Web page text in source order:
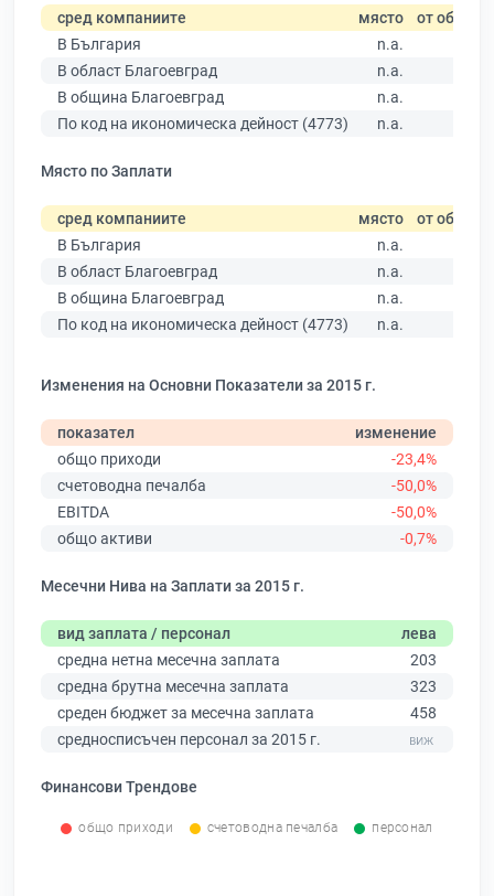
сред компаниите място от общо
В България
n.a.
В област Благоевград
n.a.
В община Благоевград
n.a.
По код на икономическа дейност (4773)
n.a.
Място по Заплати
сред компаниите място от общо
В България
n.a.
В област Благоевград
n.a.
В община Благоевград
n.a.
По код на икономическа дейност (4773)
n.a.
Изменения на Основни Показатели за 2015 г.
показател
изменение
общо приходи
-23,4%
счетоводна печалба
-50,0%
EBITDA
-50,0%
общо активи
-0,7%
Месечни Нива на Заплати за 2015 г.
вид заплата / персонал
лева
средна нетна месечна заплата
203
средна брутна месечна заплата
323
среден бюджет за месечна заплата
458
средносписъчен персонал за 2015 г.
Финансови Трендове
общо приходи счетоводна печалба персонал